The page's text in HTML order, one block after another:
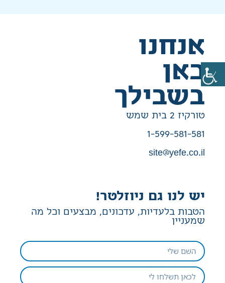
אנחנו
כאן
בשבילך
טורקיז 2 בית שמש
1-599-581-581
site@yefe.co.il
יש לנו גם ניוזלטר!
הטבות בלעדיות, עדכונים, מבצעים וכל מה
שמעניין